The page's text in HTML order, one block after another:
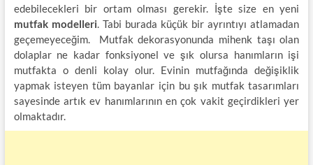
edebilecekleri bir ortam olması gerekir. İşte size en yeni
mutfak modelleri. Tabi burada küçük bir ayrıntıyı atlamadan
geçemeyeceğim. Mutfak dekorasyonunda mihenk taşı olan
dolaplar ne kadar fonksiyonel ve şık olursa hanımların işi
mutfakta o denli kolay olur. Evinin mutfağında değişiklik
yapmak isteyen tüm bayanlar için bu şık mutfak tasarımları
sayesinde artık ev hanımlarının en çok vakit geçirdikleri yer
olmaktadır.